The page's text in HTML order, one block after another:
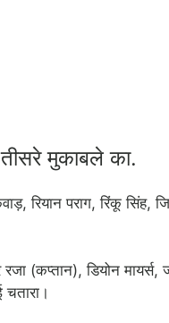
मुकाबले का.
रियान पराग, रिंकू सिंह,
(कप्तान), डियोन